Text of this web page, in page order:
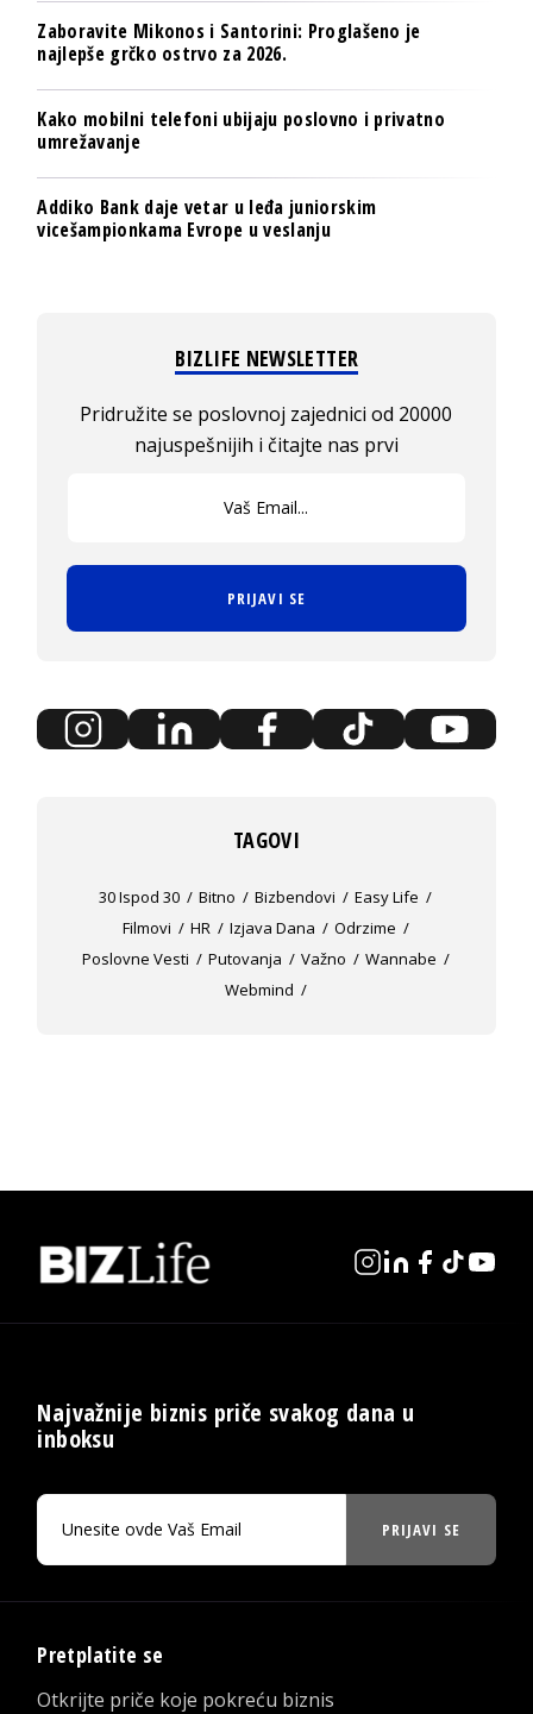
Zaboravite Mikonos i Santorini: Proglašeno je
najlepše grčko ostrvo za 2026.
Kako mobilni telefoni ubijaju poslovno i privatno
umrežavanje
Addiko Bank daje vetar u leđa juniorskim
vicešampionkama Evrope u veslanju
BIZLIFE NEWSLETTER
Pridružite se poslovnoj zajednici od 20000
najuspešnijih i čitajte nas prvi
PRIJAVI SE
TAGOVI
30 Ispod 30 Bitno Bizbendovi
Easy Life
Filmovi
HR Izjava Dana
Odrzime
Poslovne Vesti
Putovanja Važno
Wannabe
Webmind
Najvažnije biznis priče svakog dana u
inboksu
PRIJAVI SE
Pretplatite se
Otkrijte priče koje pokreću biznis